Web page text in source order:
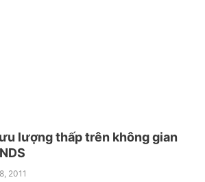
lượng thấp trên không gian
2011